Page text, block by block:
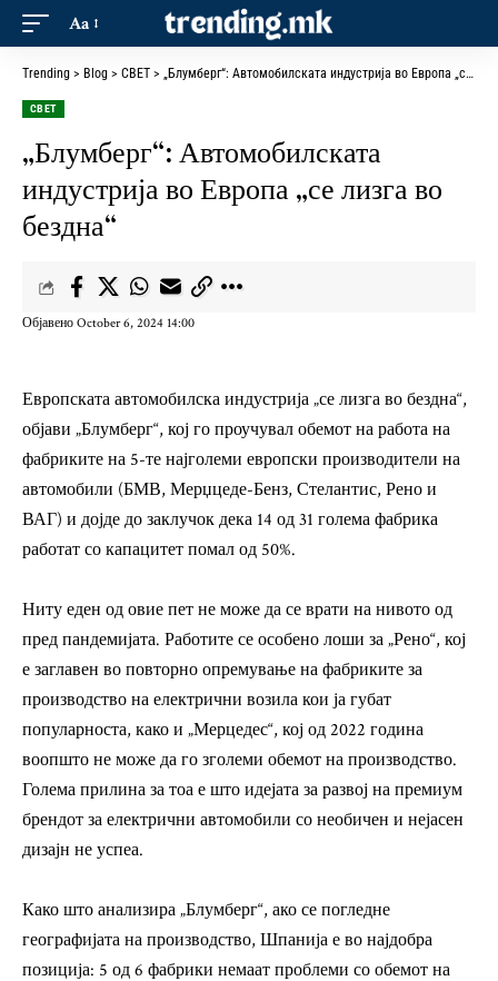
Aa
Trending > Blog > СВЕТ > „Блумберг“: Автомобилската индустрија во Европа „се лизга во бездна“
СВЕТ
„Блумберг“: Автомобилската
индустрија во Европа „се лизга во
бездна“
Објавено October 6, 2024 14:00
Европската автомобилска индустрија „се лизга во бездна“,
објави „Блумберг“, кој го проучувал обемот на работа на
фабриките на 5-те најголеми европски производители на
автомобили (БМВ, Мерџцеде-Бенз, Стелантис, Рено и
ВАГ) и дојде до заклучок дека 14 од 31 голема фабрика
работат со капацитет помал од 50%.
Ниту еден од овие пет не може да се врати на нивото од
пред пандемијата. Работите се особено лоши за „Рено“, кој
е заглавен во повторно опремување на фабриките за
производство на електрични возила кои ја губат
популарноста, како и „Мерцедес“, кој од 2022 година
воопшто не може да го зголеми обемот на производство.
Голема прилина за тоа е што идејата за развој на премиум
брендот за електрични автомобили со необичен и нејасен
дизајн не успеа.
Како што анализира „Блумберг“, ако се погледне
географијата на производство, Шпанија е во најдобра
позиција: 5 од 6 фабрики немаат проблеми со обемот на